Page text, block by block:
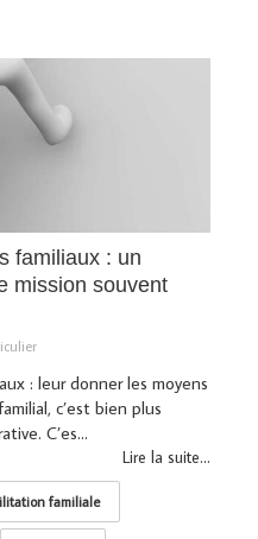
familiaux : un
mission souvent
: leur donner les moyens
c’est bien plus
C’es...
Lire la suite...
familiale